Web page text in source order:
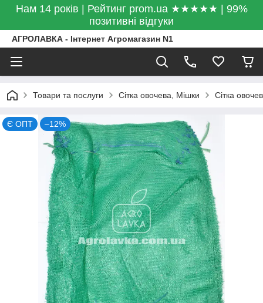
Нам 14 років | Рейтинг prom.ua ★★★★★ | 99%
позитивні відгуки
АГРОЛАВКА - Інтернет Агромагазин N1
Товари та послуги Сітка овочева, Мішки Сітка
Є ОПТ –12%